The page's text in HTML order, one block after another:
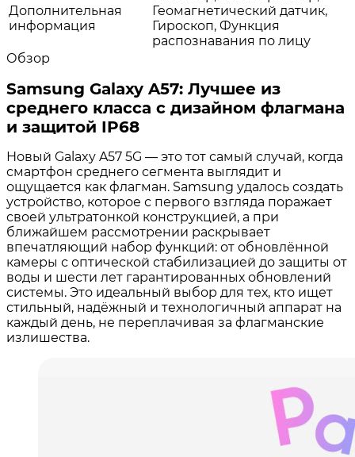
Дополнительная
информация
Геомагнетический датчик,
Гироскоп, Функция
распознавания по лицу
Обзор
Samsung Galaxy A57: Лучшее из
среднего класса с дизайном флагмана
и защитой IP68
Новый Galaxy A57 5G — это тот самый случай, когда
смартфон среднего сегмента выглядит и
ощущается как флагман. Samsung удалось создать
устройство, которое с первого взгляда поражает
своей ультратонкой конструкцией, а при
ближайшем рассмотрении раскрывает
впечатляющий набор функций: от обновлённой
камеры с оптической стабилизацией до защиты от
воды и шести лет гарантированных обновлений
системы. Это идеальный выбор для тех, кто ищет
стильный, надёжный и технологичный аппарат на
каждый день, не переплачивая за флагманские
излишества.